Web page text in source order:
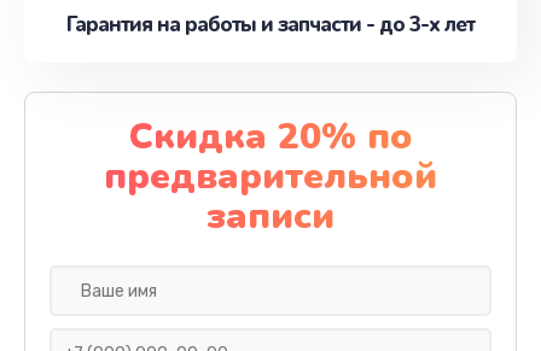
Гарантия на работы и запчасти - до 3-х лет
Скидка 20% по
предварительной
записи